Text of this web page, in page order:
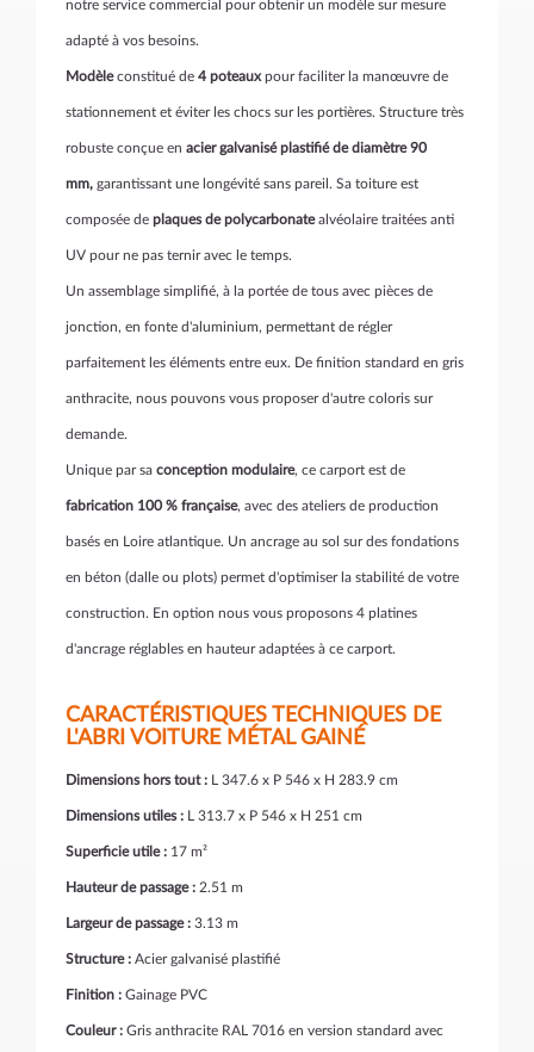
notre service commercial pour obtenir un modèle sur mesure
adapté à vos besoins.
Modèleconstitué de 4 poteauxpour faciliter la manœuvre de
stationnement et éviter les chocs sur les portières. Structure très
robuste conçue en acier galvanisé plastifié de diamètre 90
mm, garantissant une longévité sans pareil. Sa toiture est
composée de plaques de polycarbonatealvéolaire traitées anti
UV pour ne pas ternir avec le temps.
Un assemblage simplifié, à la portée de tous avec pièces de
jonction, en fonte d'aluminium, permettant de régler
parfaitement les éléments entre eux. De finition standard en gris
anthracite, nous pouvons vous proposer d'autre coloris sur
demande.
Unique par sa conception modulaire, ce carport est de
fabrication 100 % française, avec des ateliers de production
basés en Loire atlantique. Un ancrage au sol sur des fondations
en béton (dalle ou plots) permet d'optimiser la stabilité de votre
construction. En option nous vous proposons 4 platines
d'ancrage réglables en hauteur adaptées à ce carport.
CARACTÉRISTIQUES TECHNIQUES DE
L'ABRI VOITURE MÉTAL GAINÉ
Dimensions hors tout : L 347.6 x P 546 x H 283.9 cm
Dimensions utiles : L 313.7 x P 546 x H 251 cm
Superficie utile : 17 m²
Hauteur de passage : 2.51 m
Largeur de passage : 3.13 m
Structure : Acier galvanisé plastifié
Finition : Gainage PVC
Couleur : Gris anthracite RAL 7016 en version standard avec